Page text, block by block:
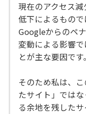
現在のアクセス
低下によるもので
Googleからのペ
変動による影響
とが主な要因です。
そのため私は、
たサイト」では
る余地を残したサ